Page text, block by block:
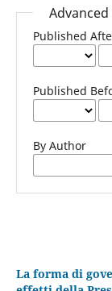
Published
Published
By Author
La forma di